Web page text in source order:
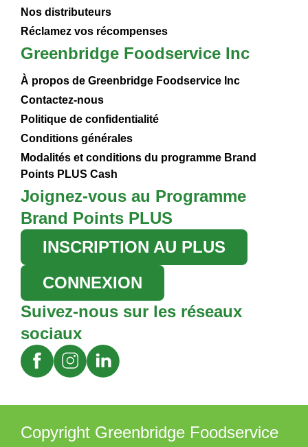
Nos distributeurs
Réclamez vos récompenses
Greenbridge Foodservice Inc
À propos de Greenbridge Foodservice Inc
Contactez-nous
Politique de confidentialité
Conditions générales
Modalités et conditions du programme Brand
Points PLUS Cash
Joignez-vous au Programme
Brand Points PLUS
INSCRIPTION AU PLUS
CONNEXION
Suivez-nous sur les réseaux
sociaux
Copyright Greenbridge Foodservice